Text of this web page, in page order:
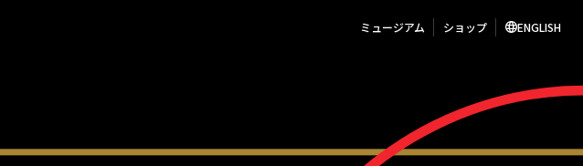
ミュージアム ショップ ENGLISH